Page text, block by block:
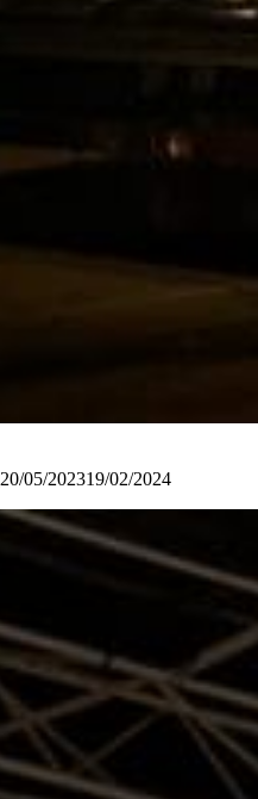
20/05/202319/02/2024